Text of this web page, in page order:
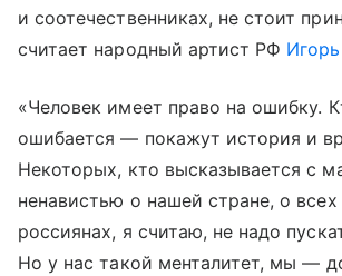
и соотечественниках, не стоит
считает народный артист РФ
«Человек имеет право на ошибку.
ошибается — покажут история и
Некоторых, кто высказывается с
ненавистью о нашей стране, о всех
россиянах, я считаю, не надо
Но у нас такой менталитет, мы —